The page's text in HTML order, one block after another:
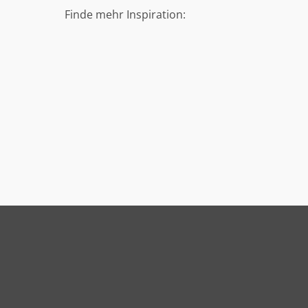
Finde mehr Inspiration: